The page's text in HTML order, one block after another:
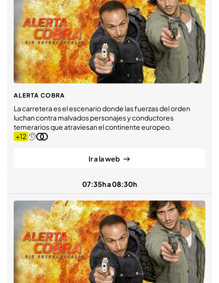
ALERTA COBRA
La carretera es el escenario donde las fuerzas del orden
luchan contra malvados personajes y conductores
temerarios que atraviesan el continente europeo.
Ir a la web
07:35h a 08:30h